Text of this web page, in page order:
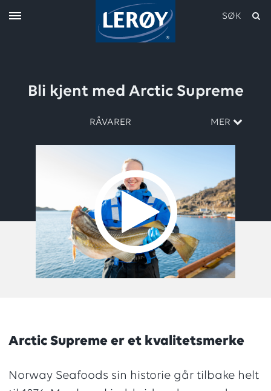
SØK
Skriv inn søket i feltet over
Bli kjent med Arctic Supreme
RÅVARER MER
Arctic Supreme er et kvalitetsmerke
Norway Seafoods sin historie går tilbake helt